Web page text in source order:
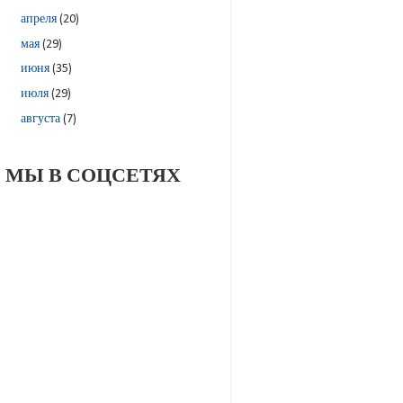
апреля(20)
мая(29)
июня(35)
июля(29)
августа(7)
МЫ В СОЦСЕТЯХ